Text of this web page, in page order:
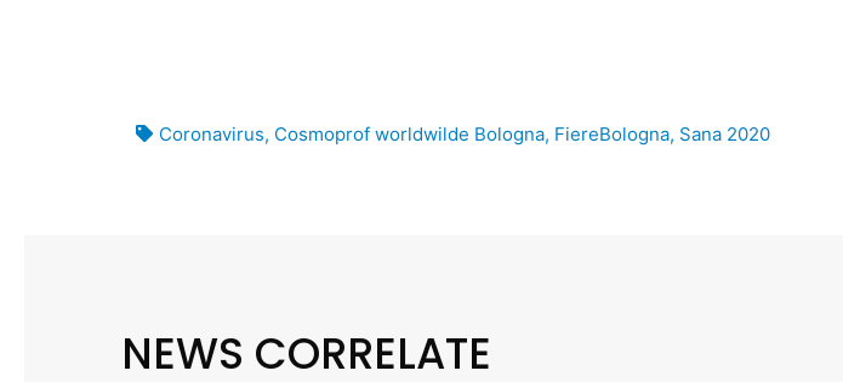
Coronavirus, Cosmoprof worldwilde Bologna, FiereBologna, Sana 2020
NEWS CORRELATE